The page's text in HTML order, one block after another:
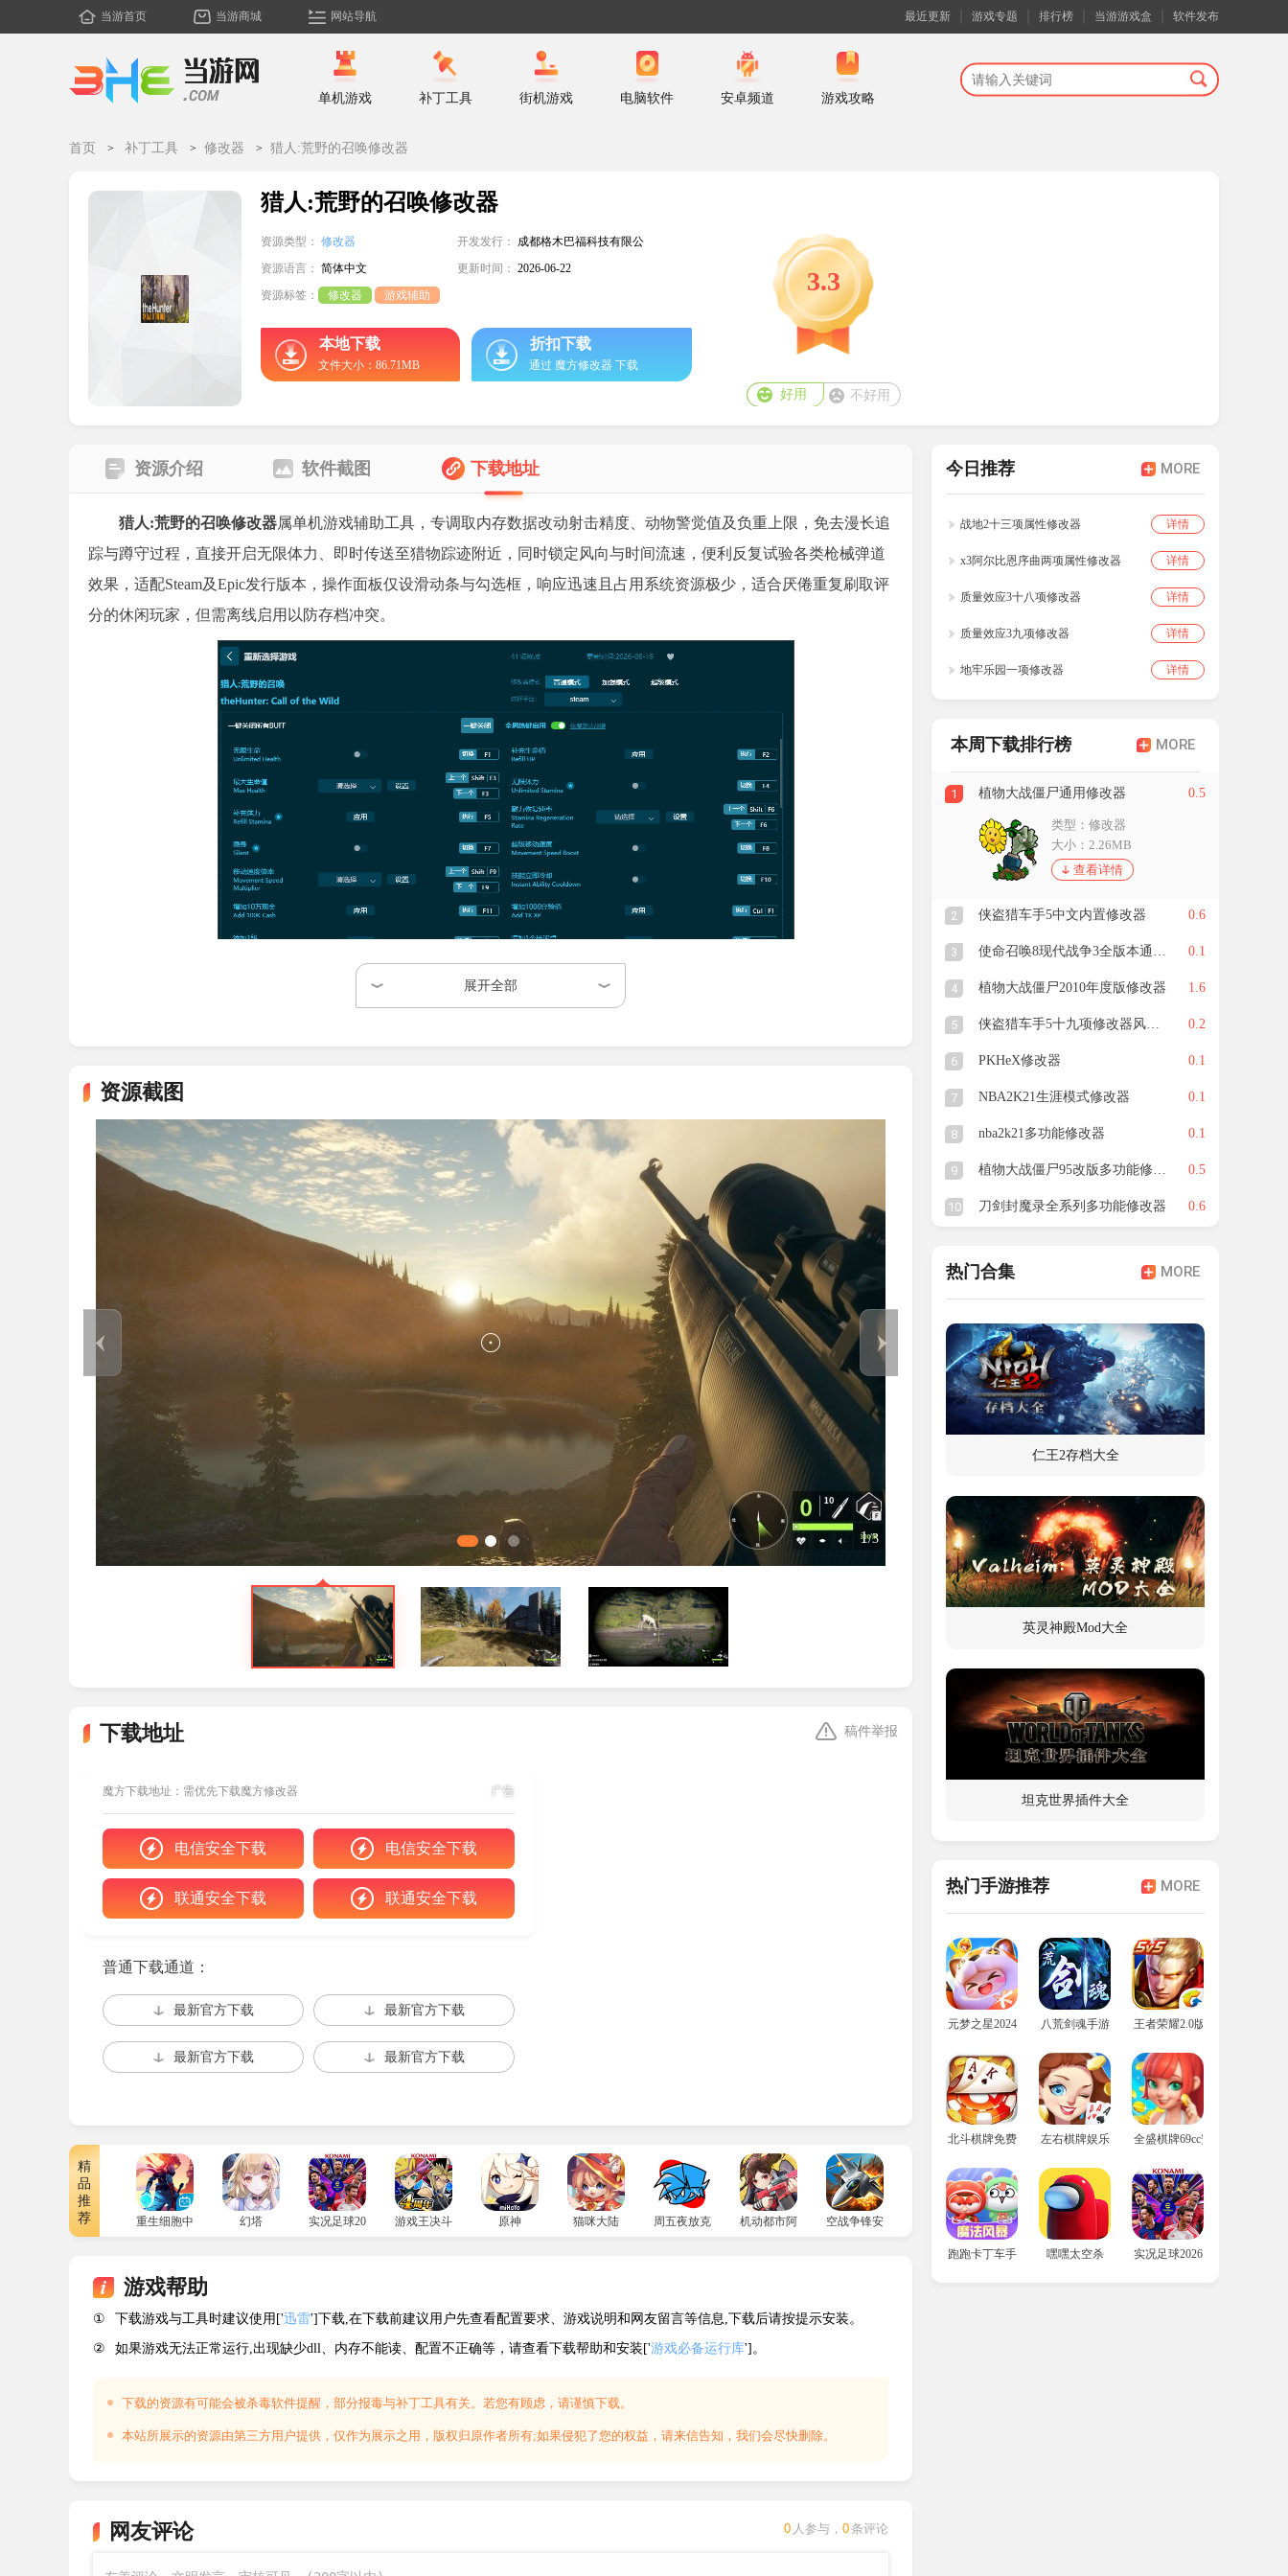
最近更新 游戏专题 排行榜 当游游戏盒 软件发布
当游首页 当游商城 网站导航
单机游戏 补丁工具 街机游戏 电脑软件 安卓频道 游戏攻略
首页 补丁工具 修改器 猎人:荒野的召唤修改器
猎人:荒野的召唤修改器
资源类型： 修改器 开发发行：
成都格木巴福科技有限公
资源语言： 简体中文 更新时间： 2026-06-22
资源标签：
修改器 游戏辅助
本地下载
文件大小：86.71MB
折扣下载
通过 魔方修改器 下载
3.3
好用 不好用
资源介绍 软件截图 下载地址
猎人:荒野的召唤修改器属单机游戏辅助工具，专调取内存数据改动射击精度、动物警觉值及负重上限，免去漫长追
踪与蹲守过程，直接开启无限体力、即时传送至猎物踪迹附近，同时锁定风向与时间流速，便利反复试验各类枪械弹道
效果，适配Steam及Epic发行版本，操作面板仅设滑动条与勾选框，响应迅速且占用系统资源极少，适合厌倦重复刷取评
分的休闲玩家，但需离线启用以防存档冲突。
1、该修改工具涵盖生命、体力、移动、技能、金钱、经验、等级、负重、弹药等数十项可调项目，几乎触及游戏内
2、全部功能均设有独立快捷键，从F1到Alt+F11，单手即可完成开启与关闭，不必反复切出游戏界面。
3、现金、经验、技能点、武器熟练度四项内容支持正向增加与反向重置两种操作，玩家可随时退回之前的状态。
4、动物相关项目独成一类，包含冻结动作、关闭感知、透视显示、调节颜色、即时失血、改变体重与得分等七种调
5、时间与位置两项提供小时增减、时刻设定、当前站位记录以及群体传送功能，便于控制狩猎节奏与动物分布。
6、所有改动在游戏运行时即刻生效，界面给出“Buff加持成功”的文字反馈，不必重新启动游戏或加载存档。
猎人:荒野的召唤修改器使用指南
2、操作前退出杀毒程序，并关闭Windows Defender(关掉Defender可下载专用关闭小工具)。
3、启动“猎人：野性的呼唤”游戏程序。
5、等到界面显示“Buff加持成功”字样，改动即刻生效。
猎人:荒野的召唤修改器功能表
无限生命——F1
无限耐力——F2
移动加速——F4
展开全部
资源截图
1/3
下载地址 稿件举报
魔方下载地址：需优先下载魔方修改器 广告
电信安全下载 电信安全下载
联通安全下载 联通安全下载
普通下载通道：
最新官方下载 最新官方下载
最新官方下载 最新官方下载
精
品
推
荐
重生细胞中文版 幻塔 实况足球2026国际服游戏王决斗链接国服 原神 猫咪大陆 周五夜放克小马宝莉错误化模组
机动都市阿尔法 空战争锋安卓版
游戏帮助
① 下载游戏与工具时建议使用['迅雷']下载,在下载前建议用户先查看配置要求、游戏说明和网友留言等信息,下载后请按提示安装。
② 如果游戏无法正常运行,出现缺少dll、内存不能读、配置不正确等，请查看下载帮助和安装['游戏必备运行库']。
下载的资源有可能会被杀毒软件提醒，部分报毒与补丁工具有关。若您有顾虑，请谨慎下载。
本站所展示的资源由第三方用户提供，仅作为展示之用，版权归原作者所有;如果侵犯了您的权益，请来信告知，我们会尽快删除。
网友评论 0 人参与， 0条评论
今日推荐 MORE
战地2十三项属性修改器 详情
x3阿尔比恩序曲两项属性修改器 详情
质量效应3十八项修改器 详情
质量效应3九项修改器 详情
地牢乐园一项修改器 详情
本周下载排行榜 MORE
1 植物大战僵尸通用修改器 0.5
类型：修改器
大小：2.26MB
查看详情
2 侠盗猎车手5中文内置修改器 0.6
3 使命召唤8现代战争3全版本通用修改器 0.1
4 植物大战僵尸2010年度版修改器 1.6
5 侠盗猎车手5十九项修改器风灵月影版 0.2
6 PKHeX修改器 0.1
7 NBA2K21生涯模式修改器 0.1
8 nba2k21多功能修改器 0.1
9 植物大战僵尸95改版多功能修改器 0.5
10 刀剑封魔录全系列多功能修改器 0.6
热门合集 MORE
仁王2存档大全
英灵神殿Mod大全
坦克世界插件大全
热门手游推荐 MORE
元梦之星2024年最新版八荒剑魂手游 王者荣耀2.0版本
北斗棋牌免费安装包左右棋牌娱乐 全盛棋牌69cc安卓版
跑跑卡丁车手游版 嘿嘿太空杀 实况足球2026国际服